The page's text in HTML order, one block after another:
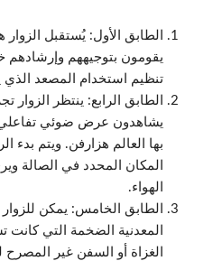
الطابق الأول: يُستقبل
يقومون بتوجيههم وإرشادهم
تنظيم استخدام المصعد الذي يتسع
الطابق الرابع: ينتظر
يشاهدون عرض ضوئي تفاعلي
بها العالم هزارفن. ويتم
المكان المحدد في الصالة
الهواء.
الطابق الخامس: يمكن
المعدنية الضخمة التي
الغزاة أو السفن غير المصرح